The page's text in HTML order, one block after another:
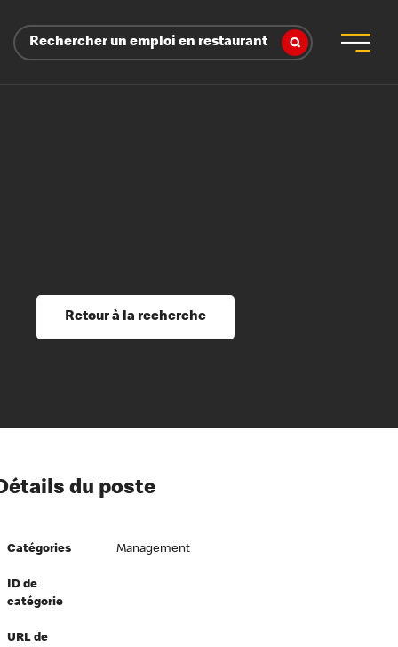
Rechercher un emploi en restaurant
et perfectionnement
du savoir
à l’égard de nos employés
directeurs
équité et inclusion
au travail
Retour à la recherche
du poste
Catégories Management
ID de
catégorie
URL de